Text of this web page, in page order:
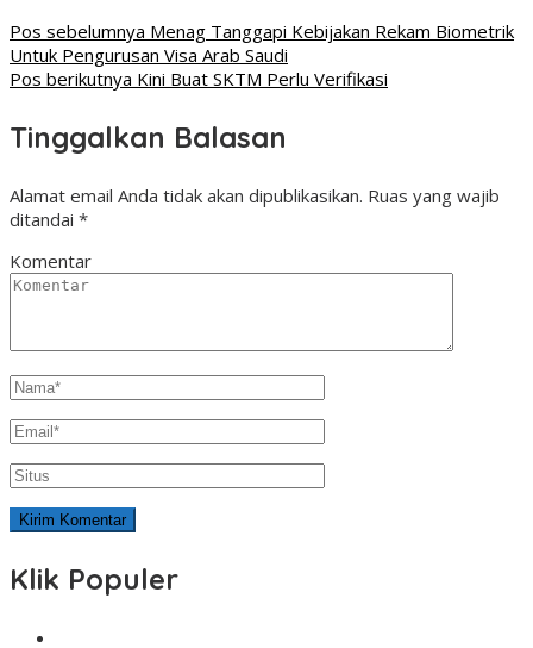
Pos sebelumnya Menag Tanggapi Kebijakan Rekam Biometrik
Untuk Pengurusan Visa Arab Saudi
Pos berikutnya Kini Buat SKTM Perlu Verifikasi
Tinggalkan Balasan
Alamat email Anda tidak akan dipublikasikan. Ruas yang wajib
ditandai *
Komentar
Klik Populer